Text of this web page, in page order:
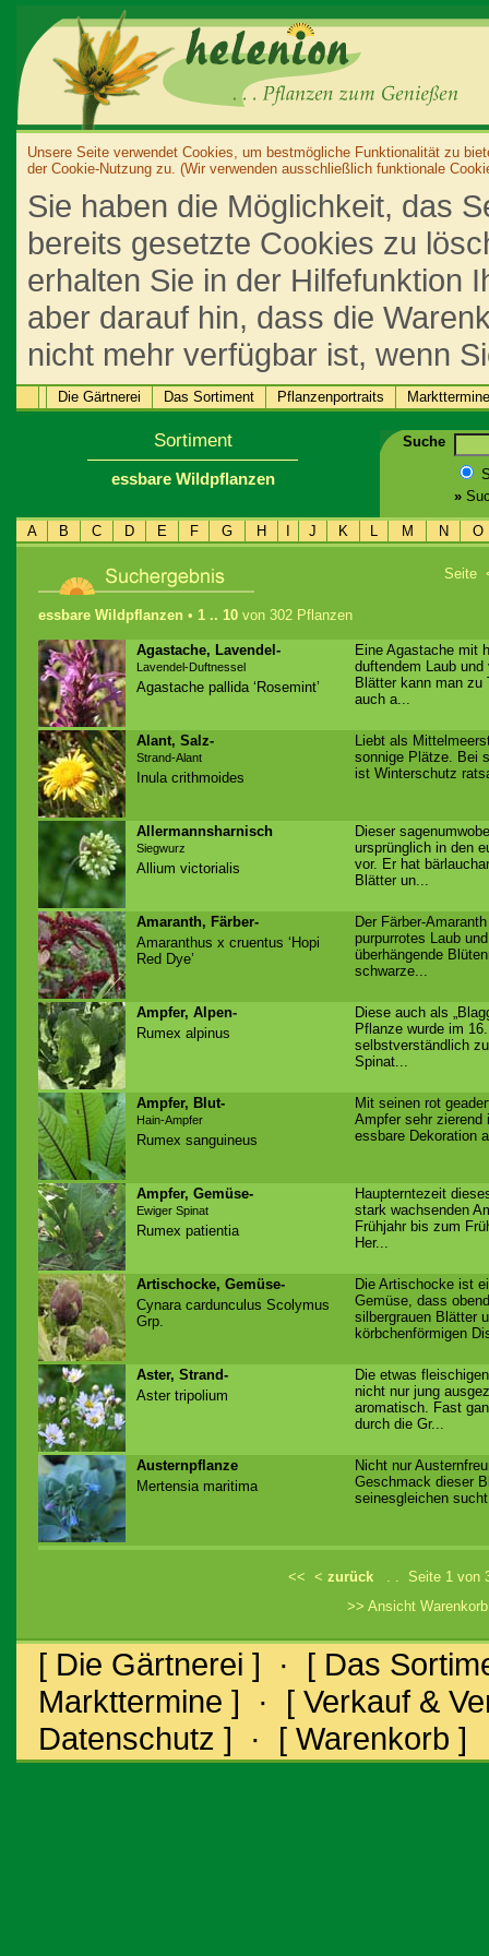
Unsere Seite verwendet Cookies, um bestmögliche Funktionalität zu
der Cookie-Nutzung zu. (Wir verwenden ausschließlich funktionale
Sie haben die Möglichkeit, das
bereits gesetzte Cookies zu
erhalten Sie in der Hilfefunktion
aber darauf hin, dass die
nicht mehr verfügbar ist, wenn
Die Gärtnerei Das Sortiment Pflanzenportraits Markttermine
Sortiment
essbare Wildpflanzen
Suche
»
A B C D E F G H J K L M N O
Seite
essbare Wildpflanzen • 1 .. 10 von 302 Pflanzen
Agastache, Lavendel-
Lavendel-Duftnessel
Agastache pallida ‘Rosemint’
Eine Agastache mit
duftendem Laub
Blätter kann man zu
auch a...
Alant, Salz-
Strand-Alant
Inula crithmoides
Liebt als
sonnige Plätze. Bei
ist Winterschutz
Allermannsharnisch
Siegwurz
Allium victorialis
Dieser
ursprünglich in den
vor. Er hat
Blätter un...
Amaranth, Färber-
Amaranthus x cruentus ‘Hopi
Red Dye’
Der Färber-
purpurrotes Laub
überhängende
schwarze...
Ampfer, Alpen-
Rumex alpinus
Diese auch als
Pflanze wurde im
selbstverständlich
Spinat...
Ampfer, Blut-
Hain-Ampfer
Rumex sanguineus
Mit seinen rot
Ampfer sehr zierend
essbare Dekoration
Ampfer, Gemüse-
Ewiger Spinat
Rumex patientia
Haupterntezeit
stark wachsenden
Frühjahr bis zum
Her...
Artischocke, Gemüse-
Cynara cardunculus Scolymus
Grp.
Die Artischocke ist
Gemüse, dass
silbergrauen Blätter
körbchenförmigen
Aster, Strand-
Aster tripolium
Die etwas
nicht nur jung
aromatisch. Fast
durch die Gr...
Austernpflanze
Mertensia maritima
Nicht nur
Geschmack dieser
seinesgleichen
<< < zurück . . Seite 1
>> Ansicht
[ Die Gärtnerei ] · [ Das
Markttermine ] · [ Verkauf &
Datenschutz ] · [ Warenkorb ]